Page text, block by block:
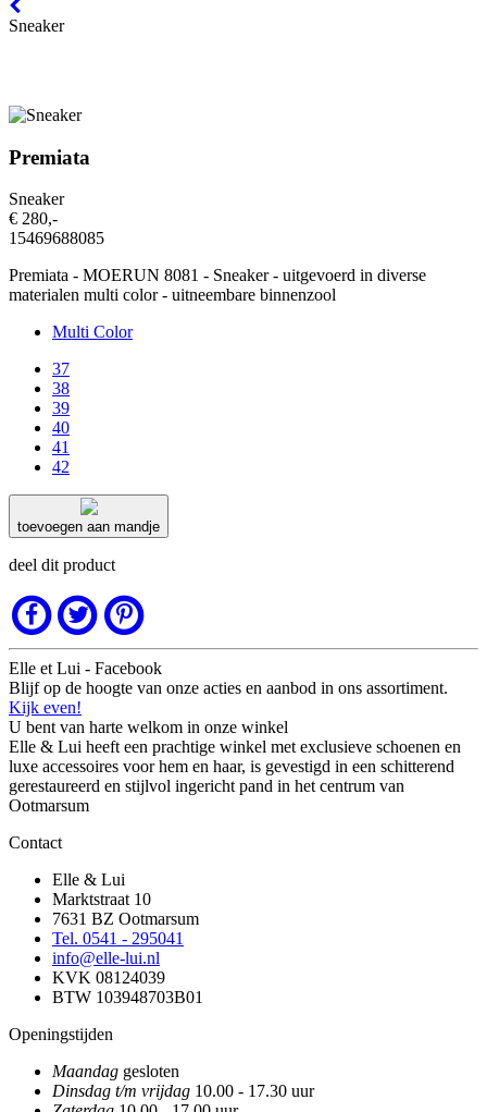
Sneaker
Premiata
Sneaker
€ 280,-
15469688085
Premiata - MOERUN 8081 - Sneaker - uitgevoerd in diverse
materialen multi color - uitneembare binnenzool
Multi Color
37
38
39
40
41
42
toevoegen aan mandje
deel dit product
Elle et Lui - Facebook
Blijf op de hoogte van onze acties en aanbod in ons assortiment.
Kijk even!
U bent van harte welkom in onze winkel
Elle & Lui heeft een prachtige winkel met exclusieve schoenen en
luxe accessoires voor hem en haar, is gevestigd in een schitterend
gerestaureerd en stijlvol ingericht pand in het centrum van
Ootmarsum
Contact
Elle & Lui
Marktstraat 10
7631 BZ Ootmarsum
Tel. 0541 - 295041
info@elle-lui.nl
KVK 08124039
BTW 103948703B01
Openingstijden
Maandag gesloten
Dinsdag t/m vrijdag 10.00 - 17.30 uur